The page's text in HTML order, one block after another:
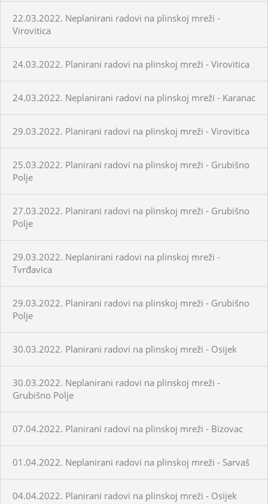
22.03.2022. Neplanirani radovi na plinskoj mreži -
Virovitica
24.03.2022. Planirani radovi na plinskoj mreži - Virovitica
24.03.2022. Neplanirani radovi na plinskoj mreži - Karanac
29.03.2022. Planirani radovi na plinskoj mreži - Virovitica
25.03.2022. Planirani radovi na plinskoj mreži - Grubišno
Polje
27.03.2022. Planirani radovi na plinskoj mreži - Grubišno
Polje
29.03.2022. Neplanirani radovi na plinskoj mreži -
Tvrđavica
29.03.2022. Planirani radovi na plinskoj mreži - Grubišno
Polje
30.03.2022. Planirani radovi na plinskoj mreži - Osijek
30.03.2022. Neplanirani radovi na plinskoj mreži -
Grubišno Polje
07.04.2022. Planirani radovi na plinskoj mreži - Bizovac
01.04.2022. Neplanirani radovi na plinskoj mreži - Sarvaš
04.04.2022. Planirani radovi na plinskoj mreži - Osijek